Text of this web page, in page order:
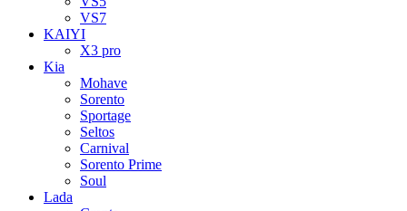
VS7
KAIYI
X3 pro
Kia
Mohave
Sorento
Sportage
Seltos
Carnival
Sorento Prime
Soul
Lada